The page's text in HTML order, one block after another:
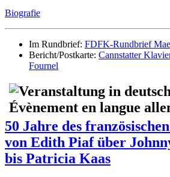
Biografie
Im Rundbrief: FDFK-Rundbrief
Bericht/Postkarte: Cannstatter
Fournel
50 Jahre des
von Edith Piaf über
bis Patricia Kaas